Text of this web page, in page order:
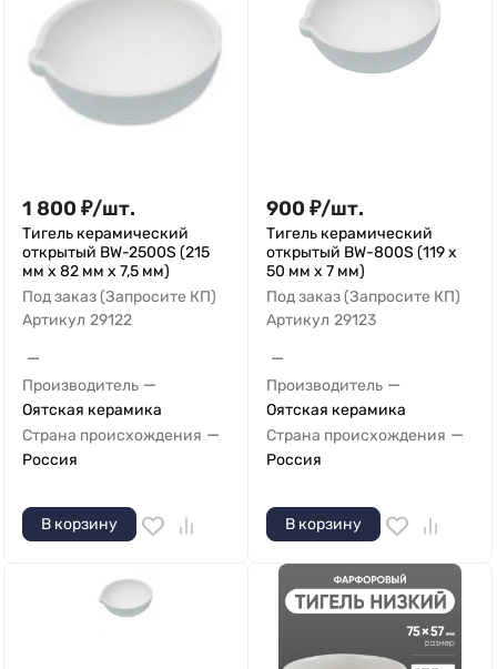
1 800 ₽/шт.
Тигель керамический
открытый BW-2500S (215
мм х 82 мм х 7,5 мм)
Под заказ (Запросите КП)
Артикул 29122
—
Производитель —
Оятская керамика
Страна происхождения —
Россия
В корзину
900 ₽/шт.
Тигель керамический
открытый BW-800S (119 х
50 мм х 7 мм)
Под заказ (Запросите КП)
Артикул 29123
—
Производитель —
Оятская керамика
Страна происхождения —
Россия
В корзину